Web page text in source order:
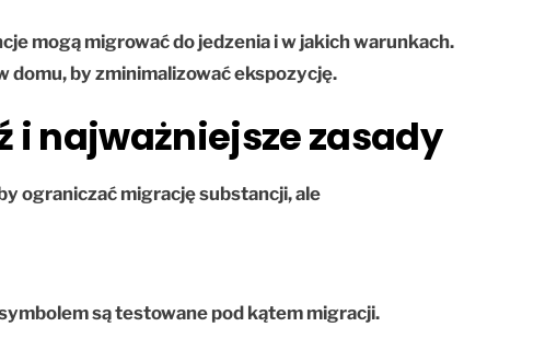
mogą migrować do jedzenia i w jakich warunkach.
domu, by zminimalizować ekspozycję.
najważniejsze zasady
ograniczać migrację substancji, ale
są testowane pod kątem migracji.